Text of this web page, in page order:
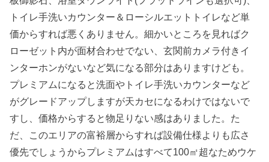
トイレ手洗いカウンター＆ローシルエットトイレなど単
価からすれば悪くありません。細かいところを見ればク
ローゼット内が面材合わせでない、玄関前カメラ付きイ
ンターホンがないなど気になる部分はありますけども。
プレミアムになると洗面やトイレ手洗いカウンターなど
がグレードアップしますが天カセになるわけではないで
すし、価格からすると物足りない感はありました。た
だ、このエリアの富裕層からすれば設備仕様よりも広さ
優先でしょうからプレミアムはすべて100㎡超なためウケ